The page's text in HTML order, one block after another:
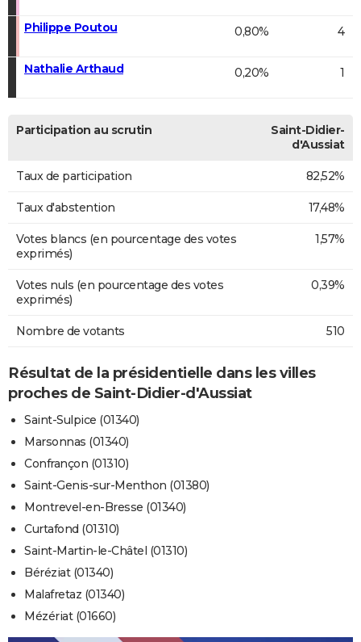
Philippe Poutou 0,80% 4
Nathalie Arthaud 0,20% 1
Participation au scrutin
Saint-Didier-
d'Aussiat
Taux de participation 82,52%
Taux d'abstention 17,48%
Votes blancs (en pourcentage des votes
exprimés)
1,57%
Votes nuls (en pourcentage des votes
exprimés)
0,39%
Nombre de votants 510
Résultat de la présidentielle dans les villes
proches de Saint-Didier-d'Aussiat
Saint-Sulpice (01340)
Marsonnas (01340)
Confrançon (01310)
Saint-Genis-sur-Menthon (01380)
Montrevel-en-Bresse (01340)
Curtafond (01310)
Saint-Martin-le-Châtel (01310)
Béréziat (01340)
Malafretaz (01340)
Mézériat (01660)